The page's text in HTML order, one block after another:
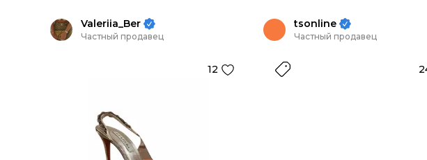
Valeriia_Ber
Частный продавец
12
tsonline
Частный продавец